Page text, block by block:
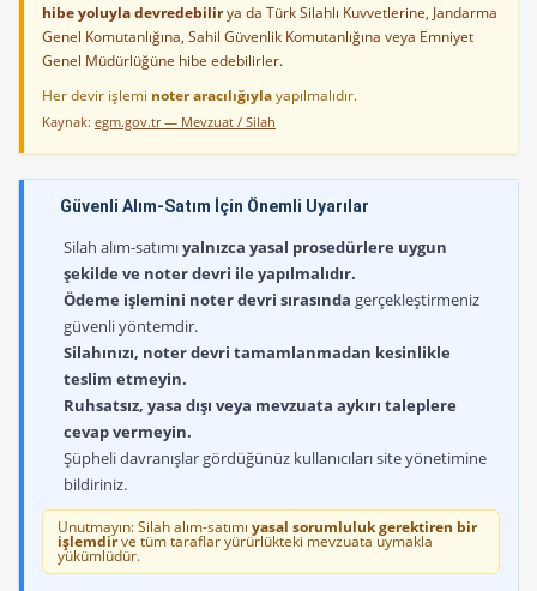
hibe yoluyla devredebilirya da Türk Silahlı Kuvvetlerine, Jandarma
Genel Komutanlığına, Sahil Güvenlik Komutanlığına veya Emniyet
Genel Müdürlüğüne hibe edebilirler.
Her devir işlemi noter aracılığıylayapılmalıdır.
Kaynak: egm.gov.tr — Mevzuat / Silah
Güvenli Alım-Satım İçin Önemli Uyarılar
Silah alım-satımıyalnızca yasal prosedürlere uygun
şekilde ve noter devri ile yapılmalıdır.
Ödeme işlemini noter devri sırasında gerçekleştirmeniz
güvenli yöntemdir.
Silahınızı, noter devri tamamlanmadan kesinlikle
teslim etmeyin.
Ruhsatsız, yasa dışı veya mevzuata aykırı taleplere
cevap vermeyin.
Şüpheli davranışlar gördüğünüz kullanıcıları site yönetimine
bildiriniz.
Unutmayın: Silah alım-satımı yasal sorumluluk gerektiren bir
işlemdirve tüm taraflar yürürlükteki mevzuata uymakla
yükümlüdür.